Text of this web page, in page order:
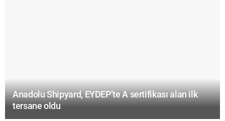
Anadolu Shipyard, EYDEP’te A sertifikası alan ilk
tersane oldu